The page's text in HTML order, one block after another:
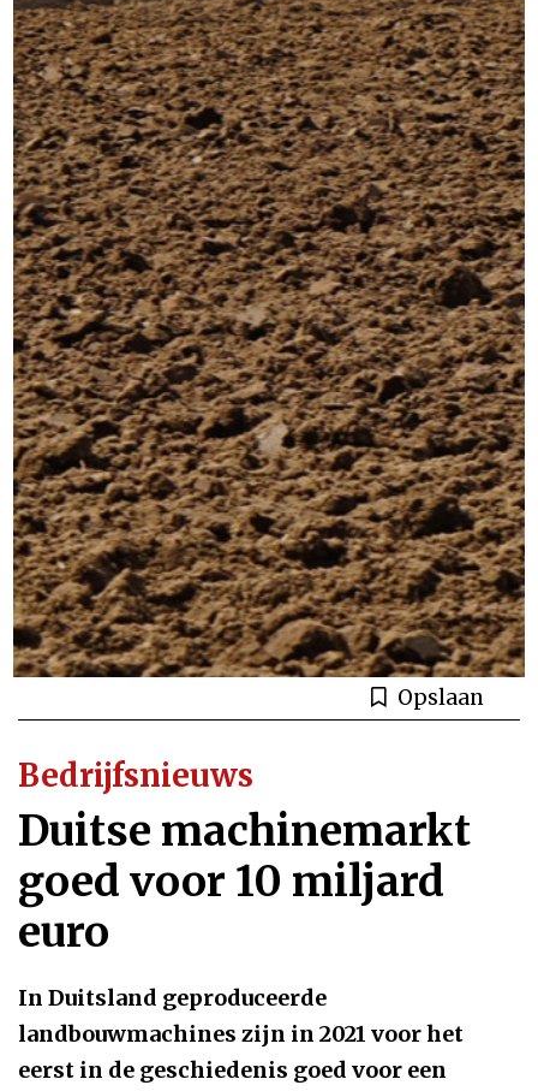
Opslaan
Bedrijfsnieuws
Duitse machinemarkt
goed voor 10 miljard
euro
In Duitsland geproduceerde
landbouwmachines zijn in 2021 voor het
eerst in de geschiedenis goed voor een